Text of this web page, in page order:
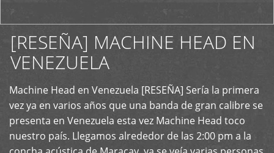
[RESEÑA] MACHINE HEAD EN
VENEZUELA
Machine Head en Venezuela [RESEÑA] Sería la primera
vez ya en varios años que una banda de gran calibre se
presenta en Venezuela esta vez Machine Head toco
nuestro país. Llegamos alrededor de las 2:00 pm a la
+